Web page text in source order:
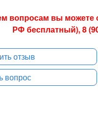
вопросам вы можете
РФ бесплатный), 8
отзыв
вопрос